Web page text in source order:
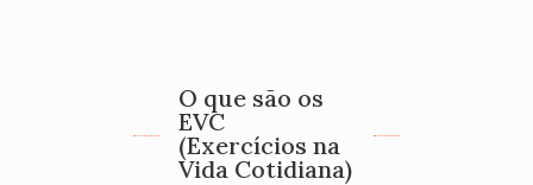
O que são os
EVC
(Exercícios na
Vida Cotidiana)